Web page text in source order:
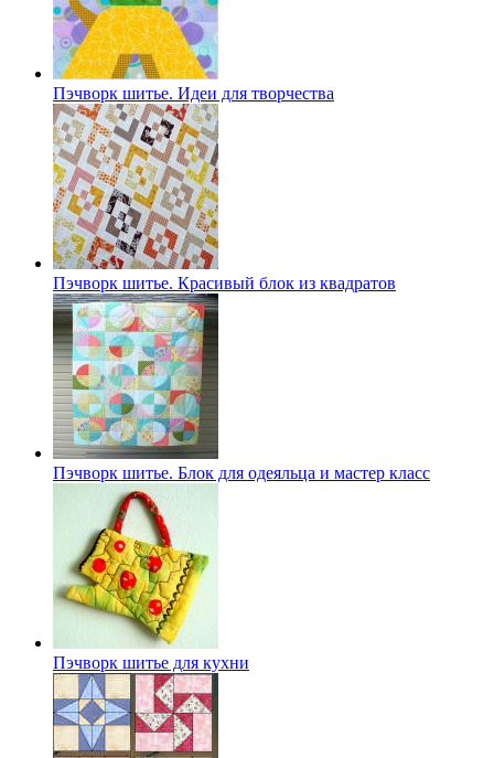
Пэчворк шитье. Идеи для творчества
Пэчворк шитье. Красивый блок из квадратов
Пэчворк шитье. Блок для одеяльца и мастер класс
Пэчворк шитье для кухни